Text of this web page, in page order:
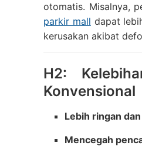
otomatis. Misalnya,
parkir mall dapat
kerusakan akibat
H2:
Konvensional
Lebih ringan
Mencegah